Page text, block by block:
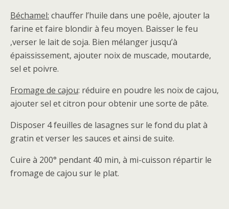
Béchamel: chauffer l’huile dans une poêle, ajouter la
farine et faire blondir à feu moyen. Baisser le feu
,verser le lait de soja. Bien mélanger jusqu’à
épaississement, ajouter noix de muscade, moutarde,
sel et poivre.
Fromage de cajou: réduire en poudre les noix de cajou,
ajouter sel et citron pour obtenir une sorte de pâte.
Disposer 4 feuilles de lasagnes sur le fond du plat à
gratin et verser les sauces et ainsi de suite.
Cuire à 200° pendant 40 min, à mi-cuisson répartir le
fromage de cajou sur le plat.